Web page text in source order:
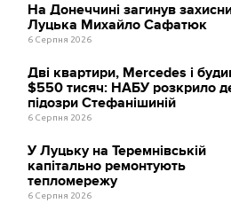
На Донеччині загинув
Луцька Михайло Сафатюк
6 Серпня 2026
Дві квартири, Mercedes і
$550 тисяч: НАБУ розкрило
підозри Стефанішиній
6 Серпня 2026
У Луцьку на Теремнівській
капітально ремонтують
тепломережу
6 Серпня 2026